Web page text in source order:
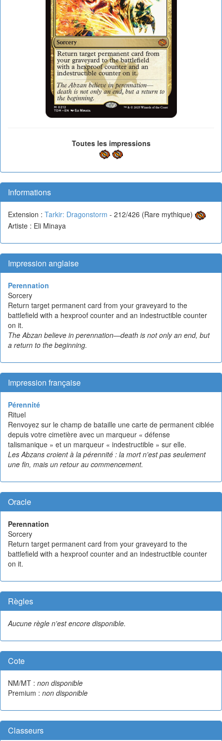
Toutes les impressions
Informations
Extension : Tarkir: Dragonstorm - 212/426 (Rare mythique)
Artiste : Eli Minaya
Impression anglaise
Perennation
Sorcery
Return target permanent card from your graveyard to the
battlefield with a hexproof counter and an indestructible counter
on it.
The Abzan believe in perennation—death is not only an end, but
a return to the beginning.
Impression française
Pérennité
Rituel
Renvoyez sur le champ de bataille une carte de permanent ciblée
depuis votre cimetière avec un marqueur « défense
talismanique » et un marqueur « indestructible » sur elle.
Les Abzans croient à la pérennité : la mort n'est pas seulement
une fin, mais un retour au commencement.
Oracle
Perennation
Sorcery
Return target permanent card from your graveyard to the
battlefield with a hexproof counter and an indestructible counter
on it.
Règles
Aucune règle n'est encore disponible.
Cote
NM/MT : non disponible
Premium : non disponible
Classeurs